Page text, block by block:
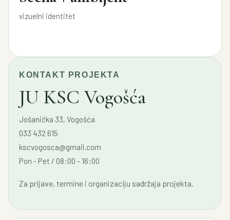
vizuelni identitet
KONTAKT PROJEKTA
JU KSC Vogošća
Jošanička 33, Vogošća
033 432 615
kscvogosca@gmail.com
Pon - Pet / 08:00 - 16:00
Za prijave, termine i organizaciju sadržaja projekta.